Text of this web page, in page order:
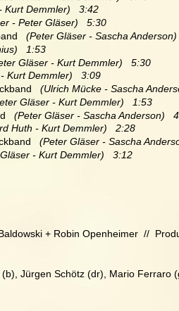
Kurt Demmler)   3:42
- Peter Gläser)   5:30
(Peter Gläser - Sascha Anderson)
1:53
Gläser - Kurt Demmler)   5:30
Kurt Demmler)   3:09
(Ulrich Mücke - Sascha
Gläser - Kurt Demmler)   1:53
(Peter Gläser - Sascha Anderson)
Huth - Kurt Demmler)   2:28
(Peter Gläser - Sascha
- Kurt Demmler)   3:12
+ Robin Openheimer  //
Jürgen Schötz (dr), Mario Ferraro